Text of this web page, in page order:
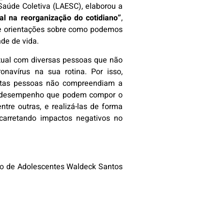
Coletiva (LAESC), elaborou a
na reorganização do cotidiano”,
sobre como podemos
de vida.
com diversas pessoas que não
na sua rotina. Por isso,
pessoas não compreendiam a
que podem compor o
outras, e realizá-las de forma
impactos negativos no
de Adolescentes Waldeck Santos